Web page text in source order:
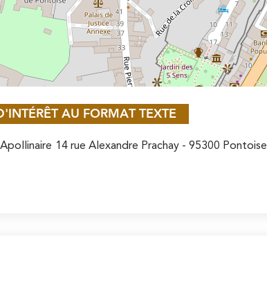
AU FORMAT TEXTE
14 rue Alexandre Prachay - 95300 Pontoise